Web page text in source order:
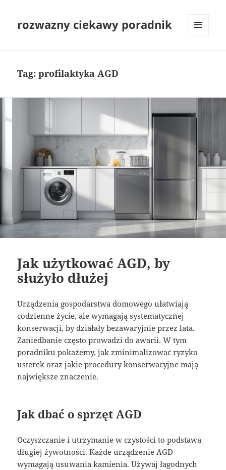
rozwazny ciekawy poradnik
Tag:profilaktyka AGD
Jak użytkować AGD, by
służyło dłużej
Urządzenia gospodarstwa domowego ułatwiają
codzienne życie, ale wymagają systematycznej
konserwacji, by działały bezawaryjnie przez lata.
Zaniedbanie często prowadzi do awarii. W tym
poradniku pokażemy, jak zminimalizować ryzyko
usterek oraz jakie procedury konserwacyjne mają
największe znaczenie.
Jak dbać o sprzęt AGD
Oczyszczanie i utrzymanie w czystości to podstawa
długiej żywotności. Każde urządzenie AGD
wymagają usuwania kamienia. Używaj łagodnych